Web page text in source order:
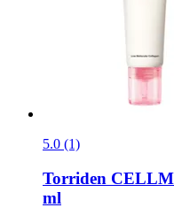
5.0 (1)
Torriden
ml